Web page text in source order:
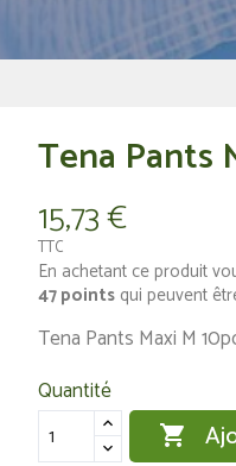
Tena Pants
15,73 €
TTC
En achetant ce produit
47points qui peuvent
Tena Pants Maxi M
Quantité
